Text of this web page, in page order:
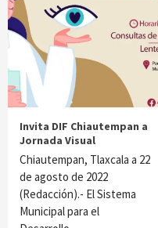
Invita DIF Chiautempan a
Jornada Visual
Chiautempan, Tlaxcala a 22
de agosto de 2022
(Redacción).- El Sistema
Municipal para el